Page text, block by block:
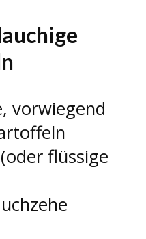
vorwiegend
flüssige